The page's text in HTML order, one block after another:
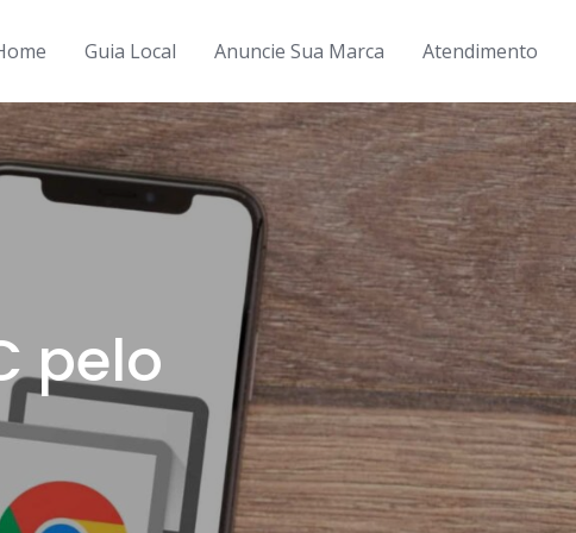
Guia Local Anuncie Sua Marca Atendimento
pelo